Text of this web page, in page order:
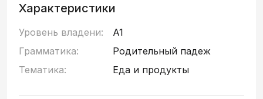
Характеристики
Уровень владени:
A1
Грамматика:
Родительный падеж
Тематика:
Еда и продукты